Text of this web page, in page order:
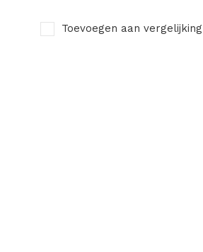
Toevoegen aan vergelijking